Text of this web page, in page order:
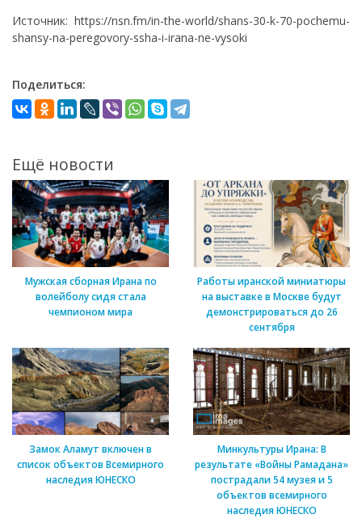
Источник: https://nsn.fm/in-the-world/shans-30-k-70-pochemu-
shansy-na-peregovory-ssha-i-irana-ne-vysoki
Поделиться:
Ещё новости
Мужская сборная Ирана по
волейболу сидя стала
чемпионом мира
Работы иранской миниатюры
на выставке в Москве будут
демонстрироваться до 26
сентября
Замок Аламут включен в
список объектов Всемирного
наследия ЮНЕСКО
Минкультуры Ирана: В
результате «Войны Рамадана»
пострадали 54 музея и 5
объектов всемирного
наследия ЮНЕСКО